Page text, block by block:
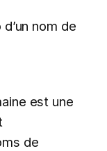
nom de
est une
de